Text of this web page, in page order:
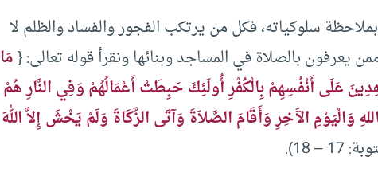
سلوكياته، فكل من يرتكب الفجور والفساد والظلم لا
يعرفون بالصلاة في المساجد وبنائها ونقرأ قوله تعالى: {مَا
عَلَى أَنْفُسِهِمْ بِالْكُفْرِ أُولَئِكَ حَبِطَتْ أَعْمَالُهُمْ وَفِي النَّارِ هُمْ
وَالْيَوْمِ الآَخِرِ وَأَقَامَ الصَّلاَةَ وَآتَى الزَّكَاةَ وَلَمْ يَخْشَ إِلاَّ اللهَ
17 – 18).